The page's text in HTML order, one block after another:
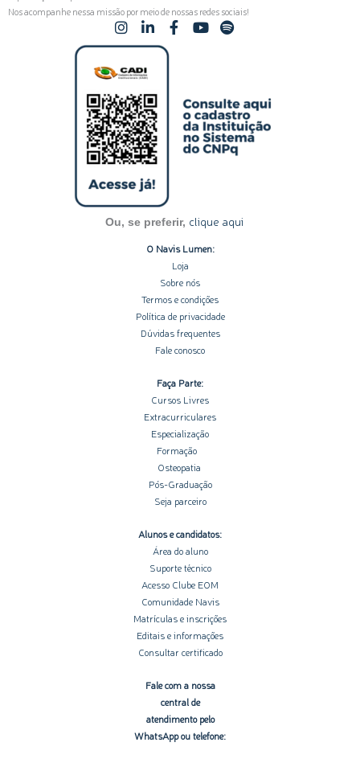
Nos acompanhe nessa missão por meio de nossas redes sociais!
I
n
t
a
g
r
a
m
L
i
k
e
d
i
n
-
i
n
F
a
Y
b
e
S
p
f
y
Ou, se preferir, clique aqui
O Navis Lumen:
Loja
Sobre nós
Termos e condições
Política de privacidade
Dúvidas frequentes
Fale conosco
Faça Parte:
Cursos Livres
Extracurriculares
Especialização
Formação
Osteopatia
Pós-Graduação
Seja parceiro
Alunos e candidatos:
Área do aluno
Suporte técnico
Acesso Clube EOM
Comunidade Navis
Matrículas e inscrições
Editais e informações
Consultar certificado
Fale com a nossa
central de
atendimento pelo
WhatsApp ou telefone: